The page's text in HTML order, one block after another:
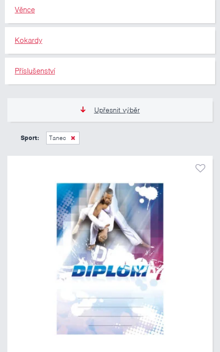
Věnce
Kokardy
Příslušenství
Upřesnit výběr
11 Kč
Sport: Tanec